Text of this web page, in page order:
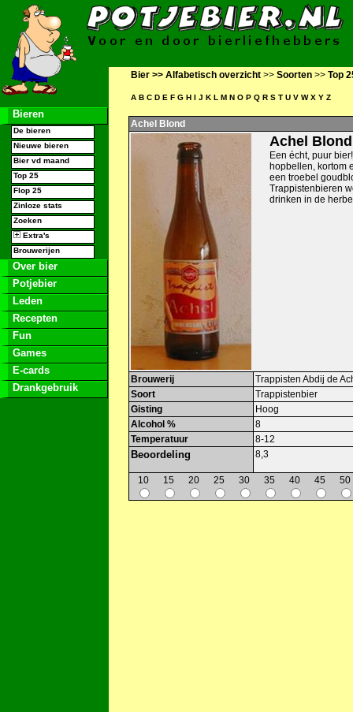
Bieren
De bieren
Nieuwe bieren
Bier vd maand
Top 25
Flop 25
Zinloze stats
Zoeken
Extra's
Brouwerijen
Over bier
Potjebier
Leden
Recepten
Fun
Games
E-cards
Drankgebruik
Bier >> Alfabetisch overzicht >> Soorten >> Top
A B C D E F G H I J K L M N O P Q R S T U V W X Y Z
Achel Blond
Achel Blond
Een écht, puur
hopbellen, kortom
een troebel
Trappistenbieren
drinken in de
Brouwerij
Trappisten Abdij de
Soort
Trappistenbier
Gisting
Hoog
Alcohol %
8
Temperatuur
8-12
Beoordeling 8,3
10 15 20 25 30 35 40 45 50